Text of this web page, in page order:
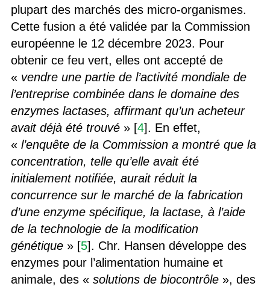
plupart des marchés des micro-organismes.
Cette fusion a été validée par la Commission
européenne le 12 décembre 2023. Pour
obtenir ce feu vert, elles ont accepté de
« vendre une partie de l’activité mondiale de
l’entreprise combinée dans le domaine des
enzymes lactases, affirmant qu’un acheteur
avait déjà été trouvé» [4]. En effet,
« l’enquête de la Commission a montré que la
concentration, telle qu’elle avait été
initialement notifiée, aurait réduit la
concurrence sur le marché de la fabrication
d’une enzyme spécifique, la lactase, à l’aide
de la technologie de la modification
génétique» [5]. Chr. Hansen développe des
enzymes pour l’alimentation humaine et
animale, des « solutions de biocontrôle», des